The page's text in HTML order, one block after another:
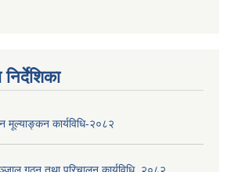
मूल्याङ्कन कार्यविधि-२०८२